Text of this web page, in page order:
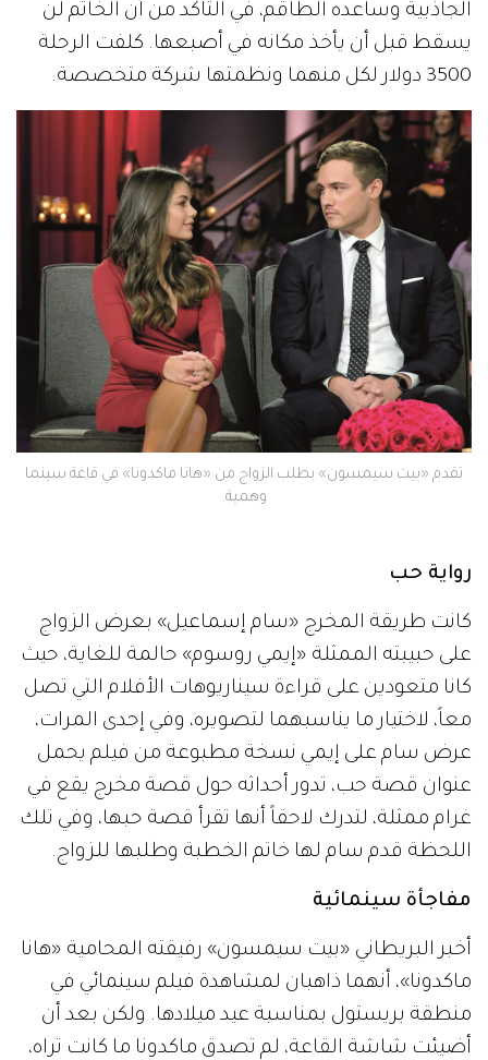
الجاذبية وساعده الطاقم، في التأكد من أن الخاتم لن
يسقط قبل أن يأخذ مكانه في أصبعها. كلفت الرحلة
3500 دولار لكل منهما ونظمتها شركة متخصصة.
تقدم «بيت سيمسون» بطلب الزواج من «هانا ماكدونا» في قاعة سينما
وهمية.
رواية حب
كانت طريقة المخرج «سام إسماعيل» بعرض الزواج
على حبيبته الممثلة «إيمي روسوم» حالمة للغاية، حيث
كانا متعودين على قراءة سيناريوهات الأفلام التي تصل
معاً، لاختيار ما يناسبهما لتصويره، وفي إحدى المرات،
عرض سام على إيمي نسخة مطبوعة من فيلم يحمل
عنوان قصة حب، تدور أحداثه حول قصة مخرج يقع في
غرام ممثلة، لتدرك لاحقاً أنها تقرأ قصة حبها، وفي تلك
اللحظة قدم سام لها خاتم الخطبة وطلبها للزواج.
مفاجأة سينمائية
أخبر البريطاني «بيت سيمسون» رفيقته المحامية «هانا
ماكدونا»، أنهما ذاهبان لمشاهدة فيلم سينمائي في
منطقة بريستول بمناسبة عيد ميلادها. ولكن بعد أن
أضيئت شاشة القاعة، لم تصدق ماكدونا ما كانت تراه،